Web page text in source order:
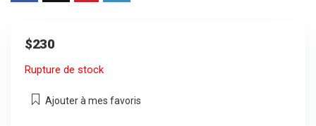
$230
Rupture de stock
Ajouter à mes favoris